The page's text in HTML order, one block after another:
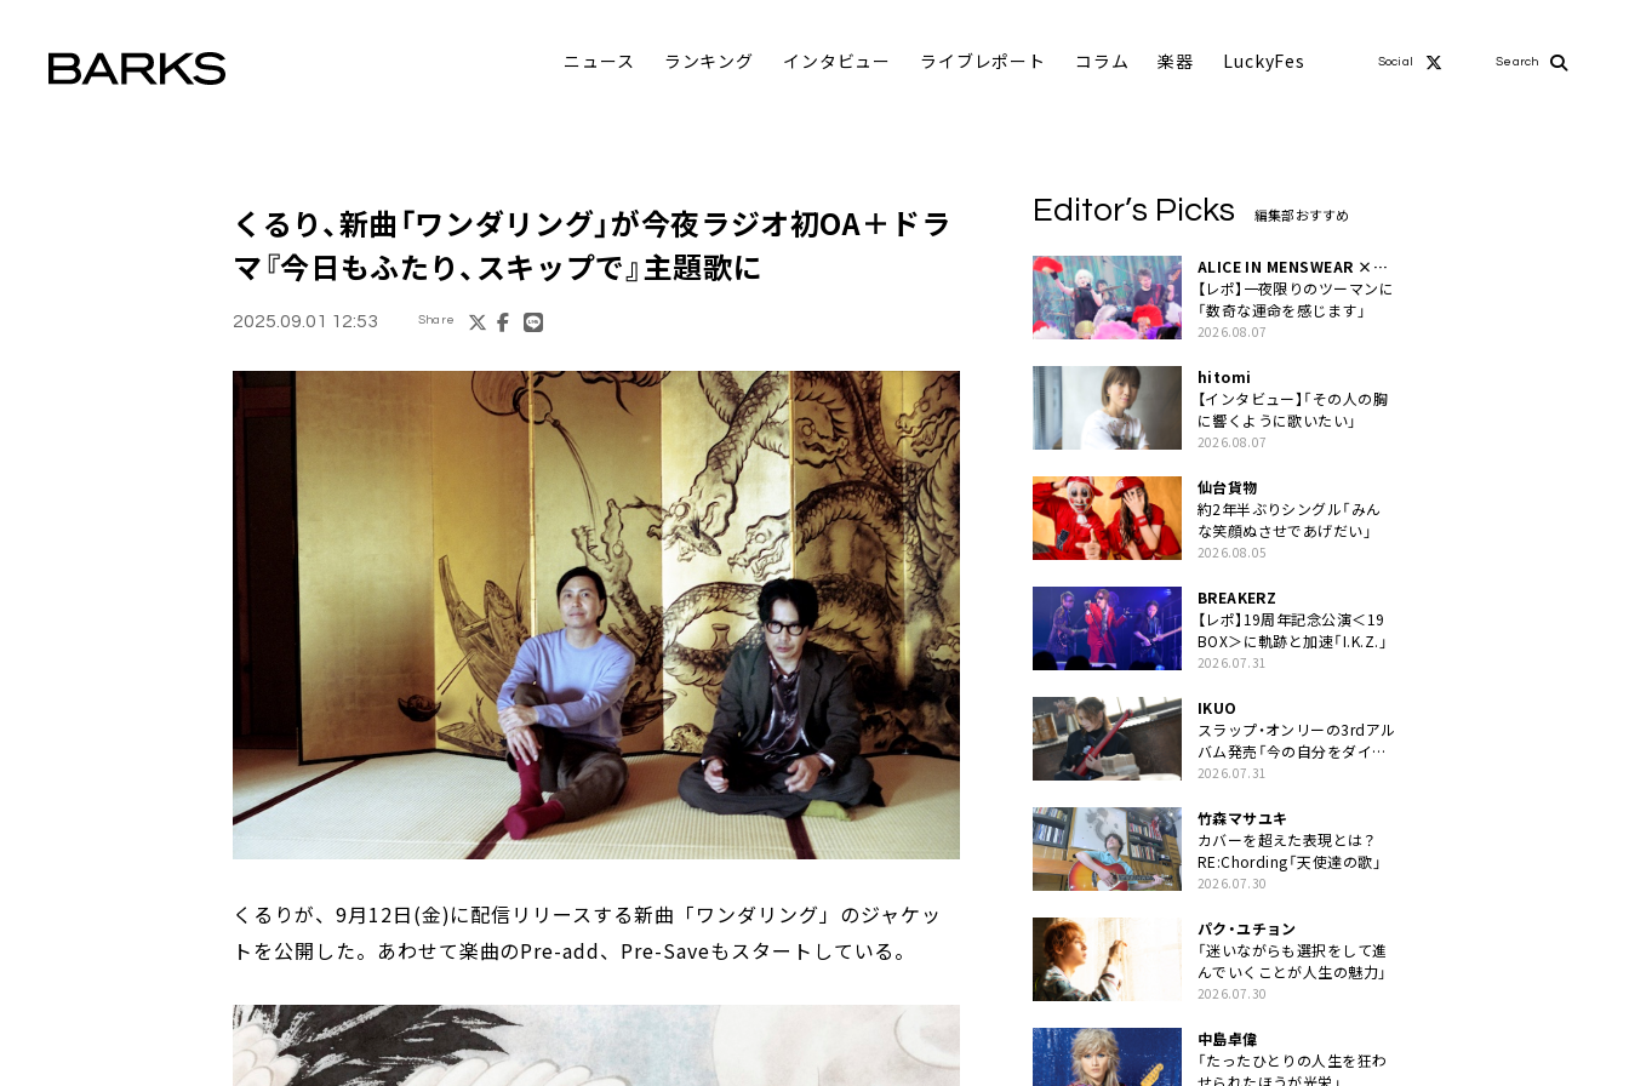
ニュース ランキング インタビュー ライブレポート コラム 楽器 LuckyFes Social Search
くるり、新曲「ワンダリング」が今夜ラジオ初OA＋ドラ
マ『今日もふたり、スキップで』主題歌に
2025.09.01 12:53 Share
くるりが、9月12日(金)に配信リリースする新曲「ワンダリング」のジャケッ
トを公開した。あわせて楽曲のPre-add、Pre-Saveもスタートしている。
Editor’s Picks 編集部おすすめ
ALICE IN MENSWEAR ×
MASCHERA
【レポ】一夜限りのツーマンに
「数奇な運命を感じます」
2026.08.07
hitomi
【インタビュー】「その人の胸
に響くように歌いたい」
2026.08.07
仙台貨物
約2年半ぶりシングル「みん
な笑顔ぬさせであげだい」
2026.08.05
BREAKERZ
【レポ】19周年記念公演＜19
BOX＞に軌跡と加速「I.K.Z.」
2026.07.31
IKUO
スラップ・オンリーの3rdアル
バム発売「今の自分をダイレ
クトに」
2026.07.31
竹森マサユキ
カバーを超えた表現とは？
RE:Chording「天使達の歌」
2026.07.30
パク・ユチョン
「迷いながらも選択をして進
んでいくことが人生の魅力」
2026.07.30
中島卓偉
「たったひとりの人生を狂わ
せられたほうが光栄」